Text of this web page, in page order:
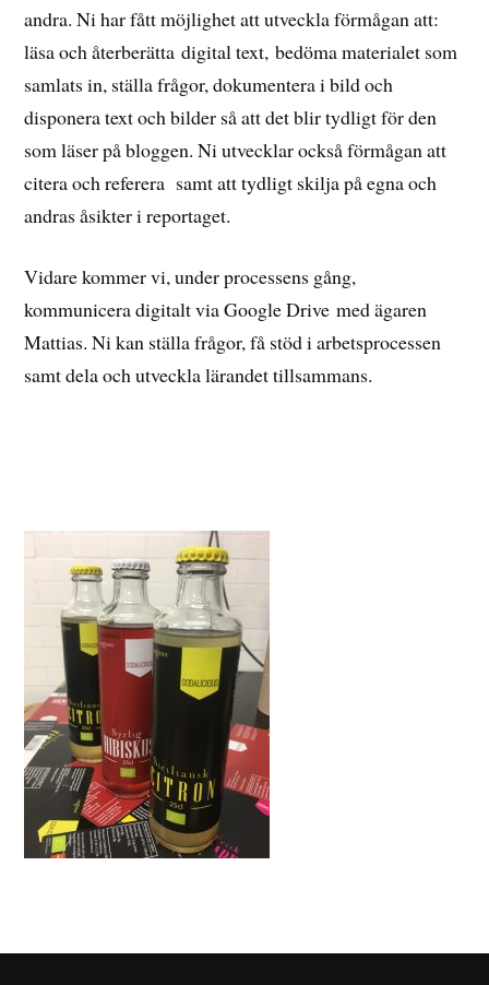
andra. Ni har fått möjlighet att utveckla förmågan att:
läsa och återberätta digital text, bedöma materialet som
samlats in, ställa frågor, dokumentera i bild och
disponera text och bilder så att det blir tydligt för den
som läser på bloggen. Ni utvecklar också förmågan att
citera och referera samt att tydligt skilja på egna och
andras åsikter i reportaget.
Vidare kommer vi, under processens gång,
kommunicera digitalt via Google Drive med ägaren
Mattias. Ni kan ställa frågor, få stöd i arbetsprocessen
samt dela och utveckla lärandet tillsammans.